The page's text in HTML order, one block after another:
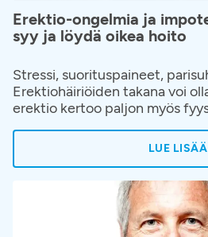
Erektio-ongelmia ja
syy ja löydä oikea hoito
Stressi, suorituspaineet,
Erektiohäiriöiden takana voi
erektio kertoo paljon myös
ota yhteyttä lääkäriin ajoissa.
LUE LISÄÄ